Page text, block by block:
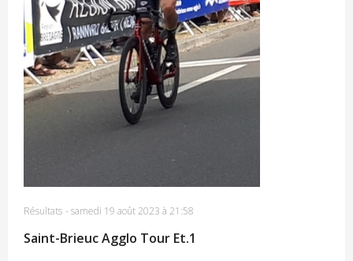
Résultats - samedi 19 août 2023 à 21:58
Saint-Brieuc Agglo Tour Et.1